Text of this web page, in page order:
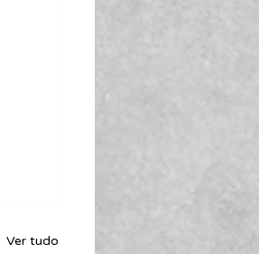
Ver tudo